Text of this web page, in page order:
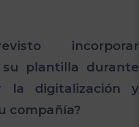
incorporar
su plantilla durante
la digitalización y
compañía?